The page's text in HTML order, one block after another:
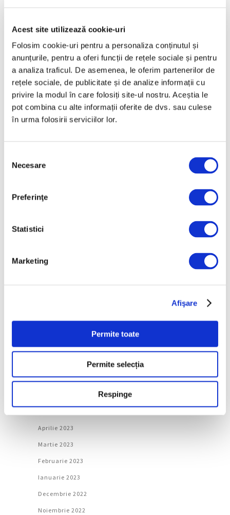
Acest site utilizează cookie-uri
Folosim cookie-uri pentru a personaliza conținutul și
anunțurile, pentru a oferi funcții de rețele sociale și pentru
a analiza traficul. De asemenea, le oferim partenerilor de
rețele sociale, de publicitate și de analize informații cu
privire la modul în care folosiți site-ul nostru. Aceștia le
pot combina cu alte informații oferite de dvs. sau culese
în urma folosirii serviciilor lor.
consimțământului
Necesare
Preferinţe
Statistici
Marketing
Afişare
Permite toate
Permite selecția
Respinge
Aprilie 2025
Martie 2025
Februarie 2025
Ianuarie 2025
Decembrie 2024
Noiembrie 2024
August 2024
Iunie 2024
Aprilie 2024
Februarie 2024
Septembrie 2023
Iulie 2023
Aprilie 2023
Martie 2023
Februarie 2023
Ianuarie 2023
Decembrie 2022
Noiembrie 2022